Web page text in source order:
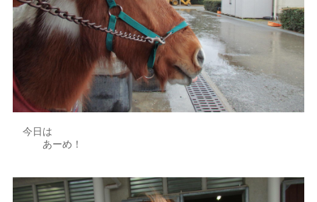
今日は
あーめ！